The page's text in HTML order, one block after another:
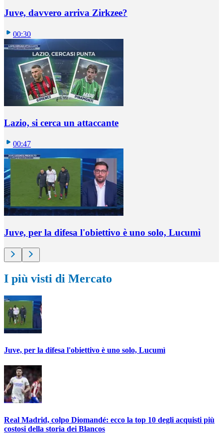
Juve, davvero arriva Zirkzee?
00:30
Lazio, si cerca un attaccante
00:47
Juve, per la difesa l'obiettivo è uno solo, Lucumì
I più visti di Mercato
Juve, per la difesa l'obiettivo è uno solo, Lucumì
Real Madrid, colpo Diomandé: ecco la top 10 degli acquisti più
costosi della storia dei Blancos